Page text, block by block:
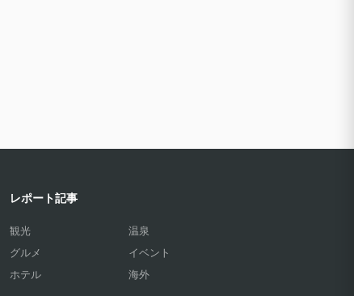
レポート記事
観光
温泉
グルメ
イベント
ホテル
海外